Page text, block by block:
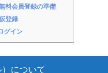
料会員登録の準備
登録
グイン
について